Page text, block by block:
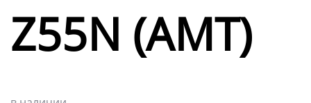
Z55N (AMT)